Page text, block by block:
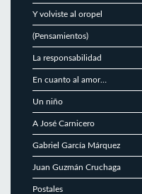
Y volviste al oropel
(Pensamientos)
La responsabilidad
En cuanto al amor…
Un niño
A José Carnicero
Gabriel García Márquez
Juan Guzmán Cruchaga
Postales